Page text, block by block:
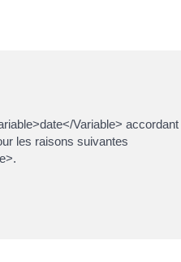
Variable> accordant
les raisons suivantes